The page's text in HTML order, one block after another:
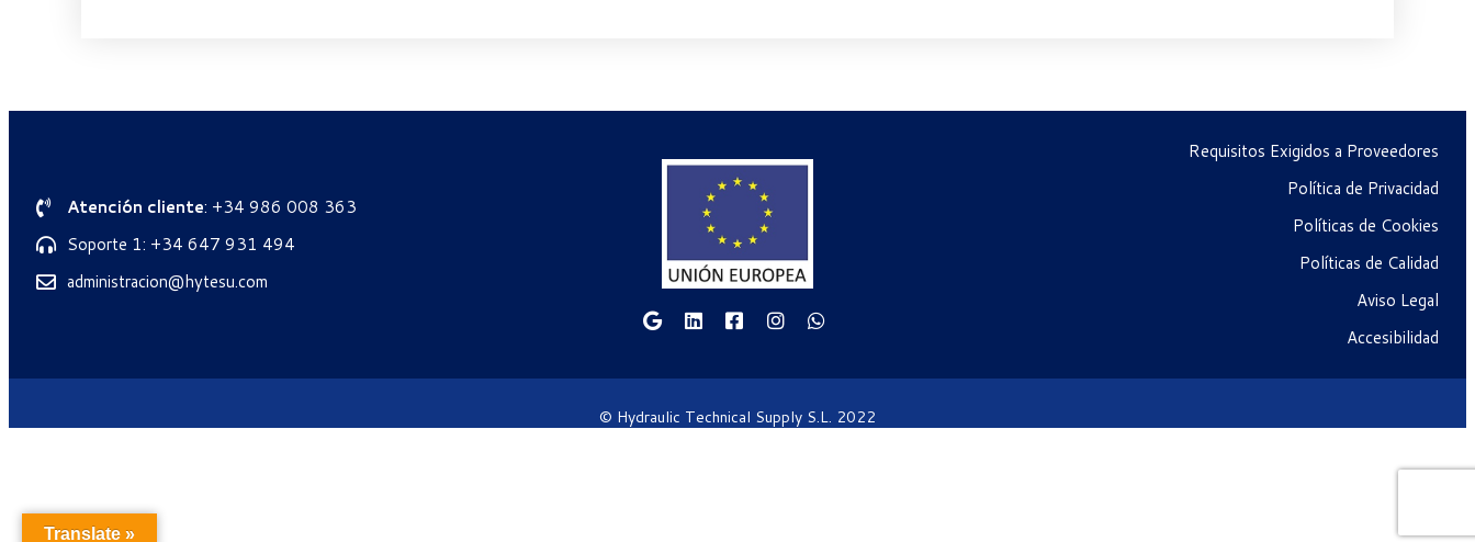
Atención cliente: +34 986 008 363
Soporte 1: +34 647 931 494
administracion@hytesu.com
Requisitos Exigidos a Proveedores
Política de Privacidad
Políticas de Cookies
Políticas de Calidad
Aviso Legal
Accesibilidad
© Hydraulic Technical Supply S.L. 2022
Translate »